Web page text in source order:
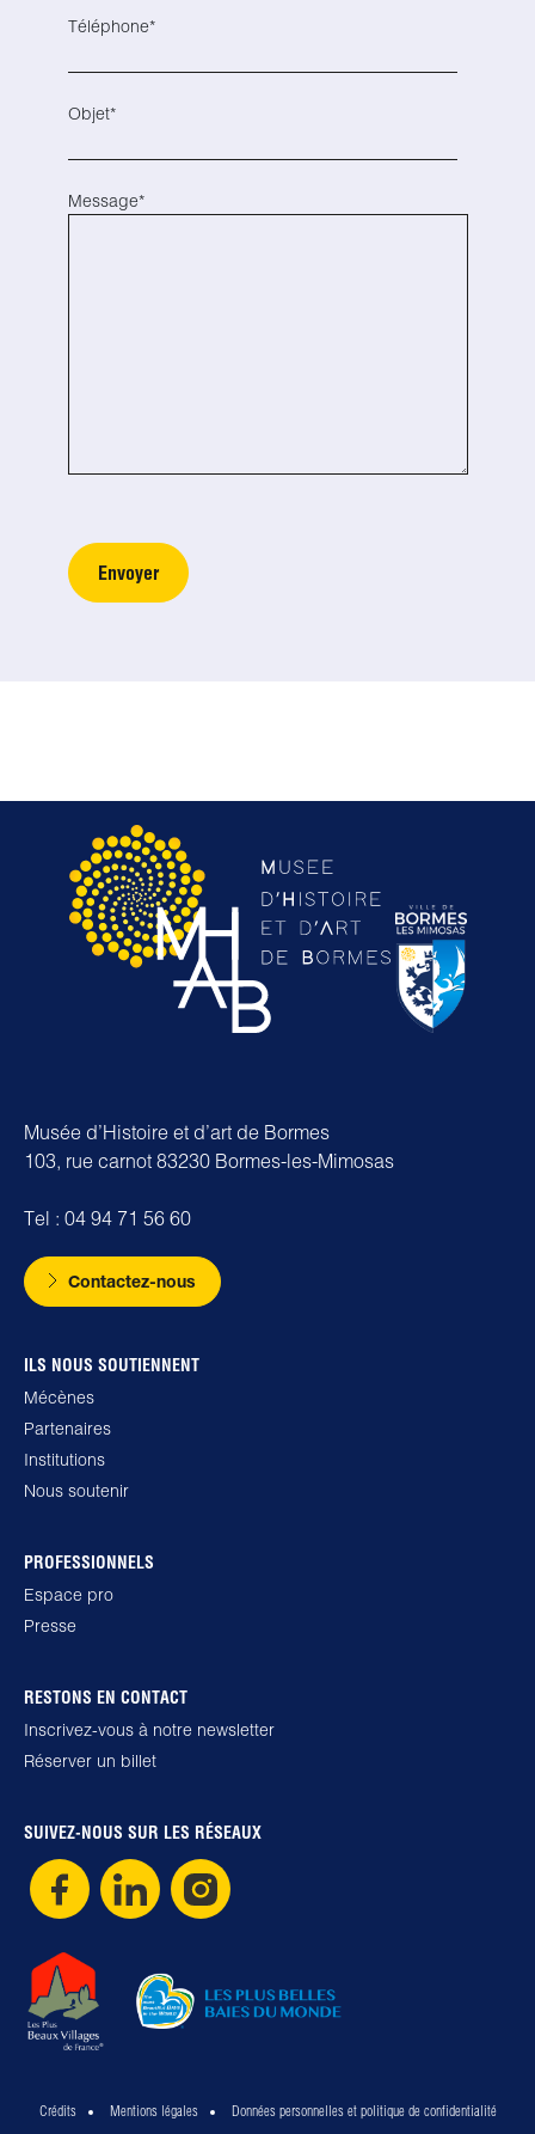
Téléphone*
Objet*
Message*
Musée d’Histoire et d’art de Bormes
103, rue carnot 83230 Bormes-les-Mimosas
Tel : 04 94 71 56 60
Contactez-nous
ILS NOUS SOUTIENNENT
Mécènes
Partenaires
Institutions
Nous soutenir
PROFESSIONNELS
Espace pro
Presse
RESTONS EN CONTACT
Inscrivez-vous à notre newsletter
Réserver un billet
SUIVEZ-NOUS SUR LES RÉSEAUX
Crédits Mentions légales Données personnelles et politique de confidentialité